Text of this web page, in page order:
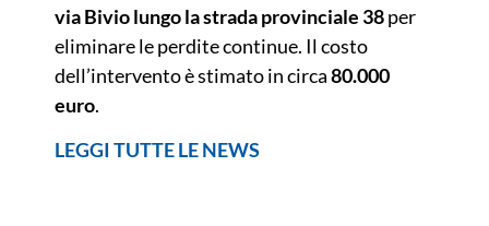
via Bivio lungo la strada provinciale 38per
eliminare le perdite continue. Il costo
dell’intervento è stimato in circa80.000
euro.
LEGGI TUTTE LE NEWS